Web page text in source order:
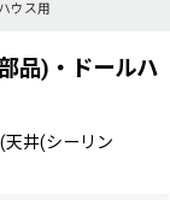
ウス用
品)・ドールハ
天井(シーリン